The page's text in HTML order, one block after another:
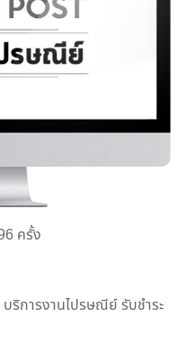
ครั้ง
ริการงานไปรษณีย์ รับชำระ